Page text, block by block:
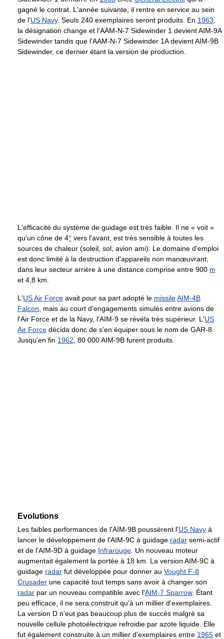
gagné le contrat. L'année suivante, il rentre en service au sein
de l'US Navy. Seuls 240 exemplaires seront produits. En 1963
la désignation change et l’AAM-N-7 Sidewinder 1 devient AIM-9A
Sidewinder tandis que l'AAM-N-7 Sidewinder 1A devient AIM-9B
Sidewinder, ce dernier étant la version de production.
L'efficacité du système de guidage est très faible. Il ne « voit »
qu'un cône de 4° vers l'avant, est très sensible à toutes les
sources de chaleur (soleil, sol, avion ami). Le domaine d'emploi
est donc limité à la destruction d'appareils non manœuvrant,
dans leur secteur arrière à une distance comprise entre 900 m
et 4,8 km
L'US Air Force avait pour sa part adopté le missileAIM-4B
Falcon , mais au court d'engagements simulés entre avions de
l'Air Force et de la Navy, l'AIM-9 se révéla très supérieur. L'US
Air Force décida donc de s'en équiper sous le nom de GAR-8.
Jusqu'en fin 1962 , 80 000 AIM-9B furent produits.
Evolutions
Les faibles performances de l'AIM-9B poussèrent l'US Navy à
lancer le développement de l'AIM-9C à guidage radar semi-actif
et de l'AIM-9D à guidage Infrarouge . Un nouveau moteur
augmentait également la portée à 18 km . La version AIM-9C à
guidage radar fut développée pour donner au Vought F-8
Crusader une capacité tout temps sans avoir à changer son
radar par un nouveau compatible avec l'AIM-7 Sparrow. Étant
peu efficace, il ne sera construit qu'à un millier d'exemplaires.
La version D n'eut pas beaucoup plus de succès malgré sa
nouvelle cellule photoélectrique refroidie par azote liquide. Elle
fut également construite à un millier d'exemplaires entre 1965 et